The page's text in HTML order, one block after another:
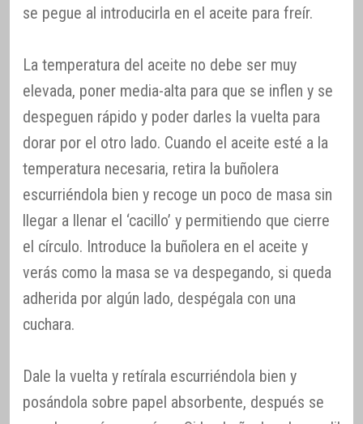
se pegue al introducirla en el aceite para freír.
La temperatura del aceite no debe ser muy
elevada, poner media-alta para que se inflen y se
despeguen rápido y poder darles la vuelta para
dorar por el otro lado. Cuando el aceite esté a la
temperatura necesaria, retira la buñolera
escurriéndola bien y recoge un poco de masa sin
llegar a llenar el ‘cacillo’ y permitiendo que cierre
el círculo. Introduce la buñolera en el aceite y
verás como la masa se va despegando, si queda
adherida por algún lado, despégala con una
cuchara.
Dale la vuelta y retírala escurriéndola bien y
posándola sobre papel absorbente, después se